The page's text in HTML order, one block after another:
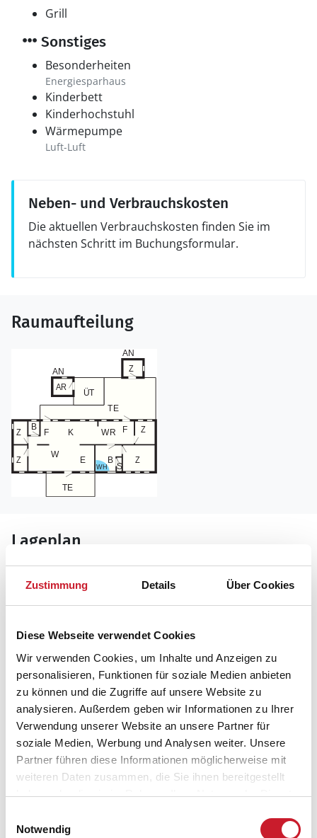
Zustimmung Details Über Cookies
Diese Webseite verwendet Cookies
Wir verwenden Cookies, um Inhalte und Anzeigen zu
personalisieren, Funktionen für soziale Medien anbieten
zu können und die Zugriffe auf unsere Website zu
analysieren. Außerdem geben wir Informationen zu Ihrer
Verwendung unserer Website an unsere Partner für
soziale Medien, Werbung und Analysen weiter. Unsere
Partner führen diese Informationen möglicherweise mit
weiteren Daten zusammen, die Sie ihnen bereitgestellt
haben oder die sie im Rahmen Ihrer Nutzung der Dienste
Notwendig
Grill
Sonstiges
Besonderheiten
Energiesparhaus
Kinderbett
Kinderhochstuhl
Wärmepumpe
Luft-Luft
Neben- und Verbrauchskosten
Die aktuellen Verbrauchskosten finden Sie im
nächsten Schritt im Buchungsformular.
Raumaufteilung
Lageplan
Ferienhaus 09616
Als Oddevej 27
9560 Hadsund